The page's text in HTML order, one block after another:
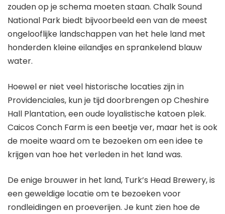
zouden op je schema moeten staan. Chalk Sound
National Park biedt bijvoorbeeld een van de meest
ongelooflijke landschappen van het hele land met
honderden kleine eilandjes en sprankelend blauw
water.
Hoewel er niet veel historische locaties zijn in
Providenciales, kun je tijd doorbrengen op Cheshire
Hall Plantation, een oude loyalistische katoen plek.
Caicos Conch Farm is een beetje ver, maar het is ook
de moeite waard om te bezoeken om een ​​idee te
krijgen van hoe het verleden in het land was.
De enige brouwer in het land, Turk’s Head Brewery, is
een geweldige locatie om te bezoeken voor
rondleidingen en proeverijen. Je kunt zien hoe de